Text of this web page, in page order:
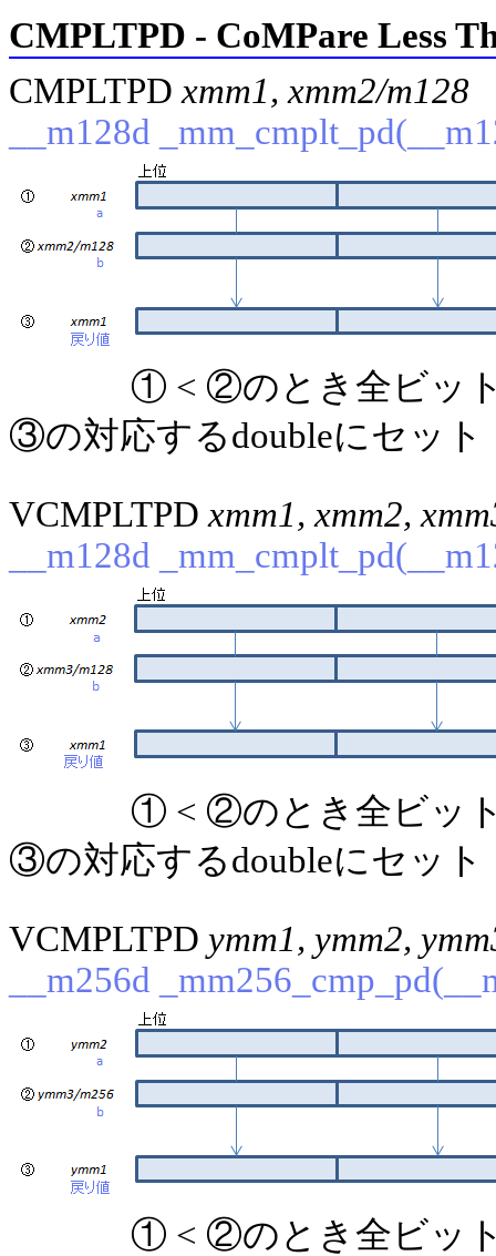
CMPLTPD - CoMPare Less
CMPLTPD xmm1, xmm2/m128
__m128d
① < ②のとき全ビッ
③の対応するdoubleにセット
VCMPLTPD xmm1, xmm2,
__m128d
① < ②のとき全ビッ
③の対応するdoubleにセット
VCMPLTPD ymm1, ymm2,
__m256d
① < ②のとき全ビッ